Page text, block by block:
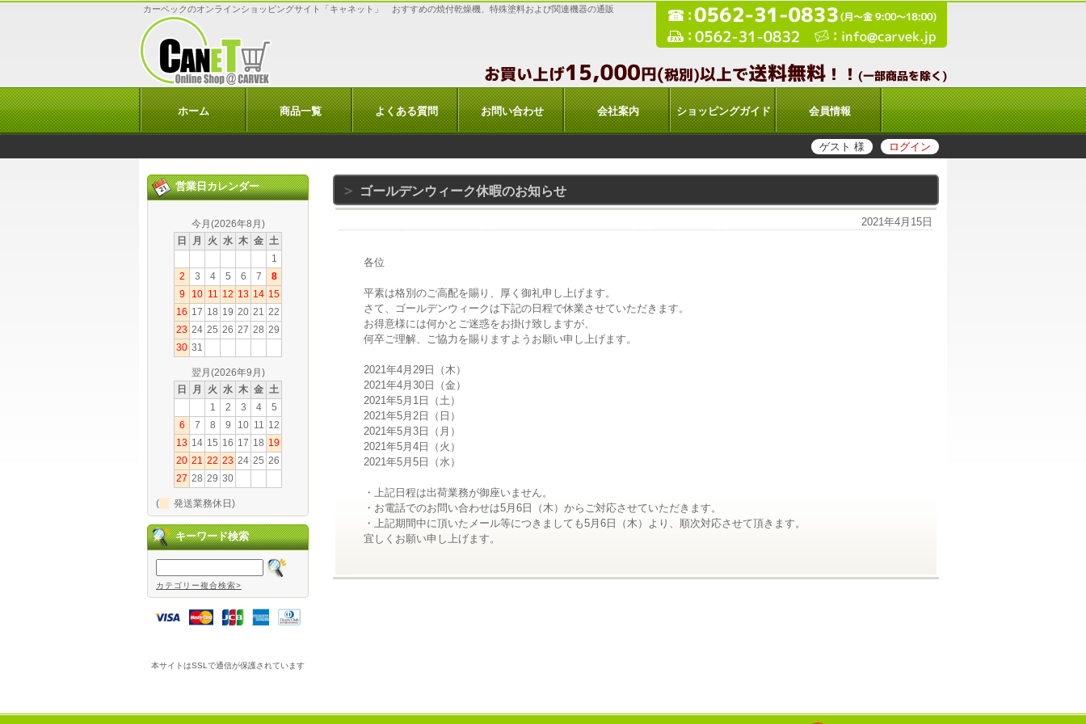
カーベックのオンラインショッピングサイト「キャネット」 おすすめの焼付乾燥機、特殊塗料および関連機器の通販
ホーム 商品一覧 よくある質問 お問い合わせ 会社案内 ショッピングガイド 会員情報
ログイン
ゲスト 様
ゴールデンウィーク休暇のお知らせ
2021年4月15日
各位
平素は格別のご高配を賜り、厚く御礼申し上げます。
さて、ゴールデンウィークは下記の日程で休業させていただきます。
お得意様には何かとご迷惑をお掛け致しますが、
何卒ご理解、ご協力を賜りますようお願い申し上げます。
2021年4月29日（木）
2021年4月30日（金）
2021年5月1日（土）
2021年5月2日（日）
2021年5月3日（月）
2021年5月4日（火）
2021年5月5日（水）
・上記日程は出荷業務が御座いません。
・お電話でのお問い合わせは5月6日（木）からご対応させていただきます。
・上記期間中に頂いたメール等につきましても5月6日（木）より、順次対応させて頂きます。
宜しくお願い申し上げます。
営業日カレンダー
今月(2026年8月)
日
月 火 水 木 金 土
1
2
3 4 5 6 7
8
9
10 11 12 13 14 15
16 17 18 19 20 21 22
23 24 25 26 27 28 29
30 31
翌月(2026年9月)
日
月 火 水 木 金 土
1
2 3 4
5
6
7 8 9 10 11 12
13 14 15 16 17 18 19
20 21 22 23 24 25 26
27 28 29 30
( 発送業務休日)
キーワード検索
カテゴリー複合検索>
本サイトはSSLで通信が保護されています